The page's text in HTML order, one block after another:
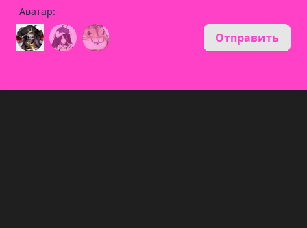
Аватар:
Отправить